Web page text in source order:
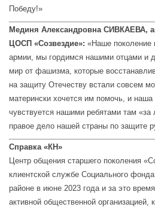
Победу!»
Мединя Александровна СИВКАЕВА,
ЦОСП «Созвездие»: «Наше поколение
армии, мы гордимся нашими отцами и
мир от фашизма, которые
на защиту Отечеству встали совсем
матерински хочется им помочь, и
чувствуется нашими ребятами там
правое дело нашей страны по защите
Справка «КН»
Центр общения старшего поколения
клиентской службе Социального
районе в июне 2023 года и за это
активной общественной организацией,